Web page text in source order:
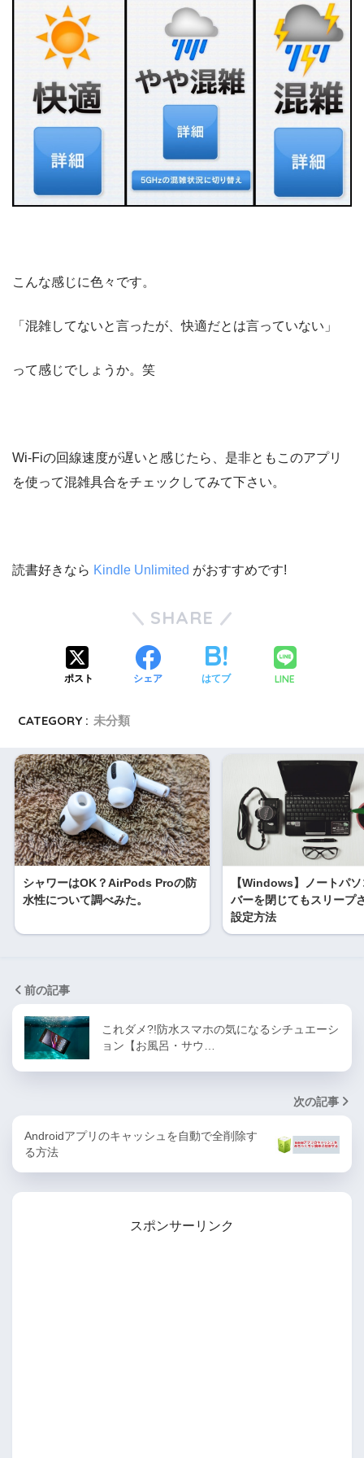
こんな感じに色々です。
「混雑してないと言ったが、快適だとは言っていない」
って感じでしょうか。笑
Wi-Fiの回線速度が遅いと感じたら、是非ともこのアプリ
を使って混雑具合をチェックしてみて下さい。
読書好きなら Kindle Unlimited がおすすめです!
SHARE
ポスト シェア はてブ LINE
CATEGORY : 未分類
シャワーはOK？AirPods Proの防
水性について調べみた。
【Windows】ノートパ
バーを閉じてもスリープ
設定方法
前の記事
これダメ?!防水スマホの気になるシチュエーシ
ョン【お風呂・サウ…
次の記事
Androidアプリのキャッシュを自動で全削除す
る方法
スポンサーリンク